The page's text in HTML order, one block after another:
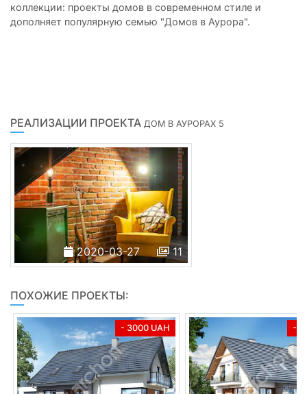
коллекции: проекты домов в современном стиле и
дополняет популярную семью "Домов в Аурора".
РЕАЛИЗАЦИИ ПРОЕКТА ДОМ В АУРОРАХ 5
2020-03-27 11
ПОХОЖИЕ ПРОЕКТЫ:
- 3000 UAH -